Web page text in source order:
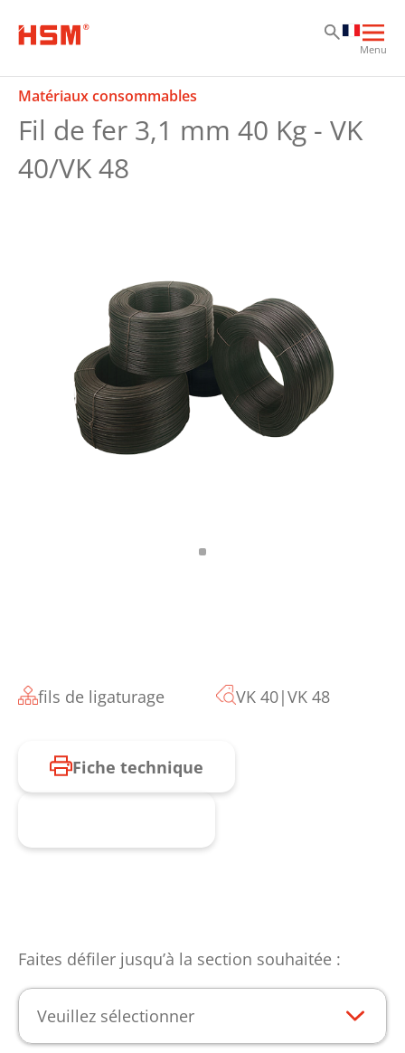
la
Menu
Matériaux consommables
Fil de fer 3,1 mm 40 Kg - VK
40/VK 48
fils de ligaturage VK 40|VK 48
Fiche technique
Faites défiler jusqu’à la section souhaitée :
Veuillez sélectionner